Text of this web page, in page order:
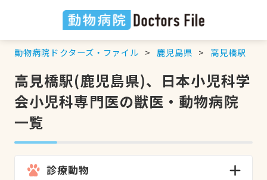
動物病院ドクターズ・ファイル 鹿児島県 高見橋駅
高見橋駅(鹿児島県)、日本小児科学
会小児科専門医の獣医・動物病院
一覧
診療動物